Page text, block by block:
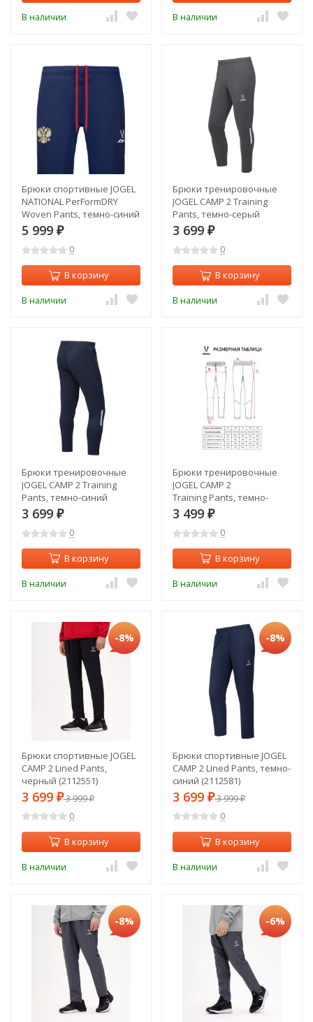
В наличии В наличии
Брюки спортивные JOGEL
NATIONAL PerFormDRY
Woven Pants, темно-синий
(2110183)
5 999 ₽
0
В корзину
В наличии
Брюки тренировочные
JOGEL CAMP 2 Training
Pants, темно-серый
(2112246)
3 699 ₽
0
В корзину
В наличии
Брюки тренировочные
JOGEL CAMP 2 Training
Pants, темно-синий
(2112236)
3 699 ₽
0
В корзину
В наличии
Брюки тренировочные
JOGEL CAMP 2
Training Pants, темно-
серый, детский (2112594)
3 499 ₽
0
В корзину
В наличии
-8%
Брюки спортивные JOGEL
CAMP 2 Lined Pants,
черный (2112551)
3 699 ₽3 999₽
0
В корзину
В наличии
-8%
Брюки спортивные JOGEL
CAMP 2 Lined Pants, темно-
синий (2112581)
3 699 ₽3 999₽
0
В корзину
В наличии
-8% -6%